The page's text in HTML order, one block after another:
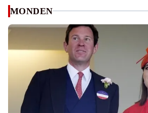
MONDEN